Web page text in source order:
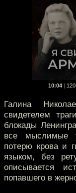
10:04
Галина
свидетелем
блокады
все мыслимые
потерю крова и
языком, без
описывается
попавшего в